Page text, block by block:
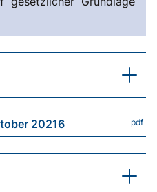
erfordert die Prüfung
einen Eingriff in die
nur unter bestimmten
ist.
Grundrechte gebunden
20216 pdf